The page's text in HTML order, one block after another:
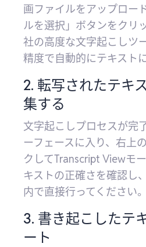
画ファイルをアップロー
ルを選択」ボタンをクリ
社の高度な文字起こしツ
精度で自動的にテキスト
2. 転写されたテキ
集する
文字起こしプロセスが完
ーフェースに入り、右上
クしてTranscript Viewモ
キストの正確さを確認し
内で直接行ってください。
3. 書き起こしたテ
ート